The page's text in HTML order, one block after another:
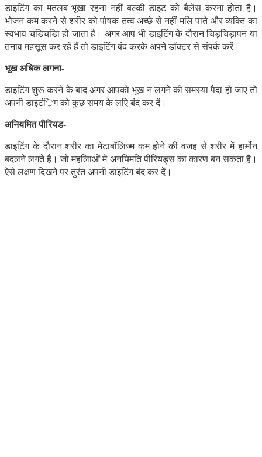
डाइटिंग का मतलब भूखा रहना नहीं बल्की डाइट को बैलेंस करना होता है।
भोजन कम करने से शरीर को पोषक तत्व अच्छे से नहीं मलि पाते और व्यक्ति का
स्वभाव चडि़चडि़ा हो जाता है। अगर आप भी डाइटिंग के दौरान चिड़चिड़ापन या
तनाव महसूस कर रहे हैं तो डाइटिंग बंद करके अपने डॉक्टर से संपर्क करें।
भूख अधिक लगना-
डाइटिंग शुरू करने के बाद अगर आपको भूख न लगने की समस्या पैदा हो जाए तो
अपनी डाइटंिग को कुछ समय के लएि बंद कर दें।
अनियमित पीरियड-
डाइटिंग के दौरान शरीर का मेटाबॉलिज्म कम होने की वजह से शरीर में हार्मोन
बदलने लगते हैं। जो महलिाओं में अनयिमति पीरियड्स का कारण बन सकता है।
ऐसे लक्षण दिखने पर तुरंत अपनी डाइटिंग बंद कर दें।